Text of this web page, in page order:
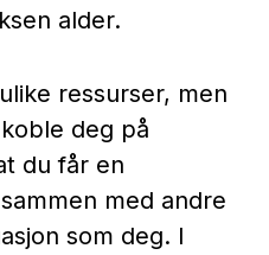
alder.
ressurser, men
deg på
du får en
med andre
som deg. I